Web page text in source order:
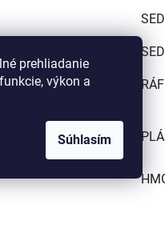
prehliadanie
výkon a
Súhlasím